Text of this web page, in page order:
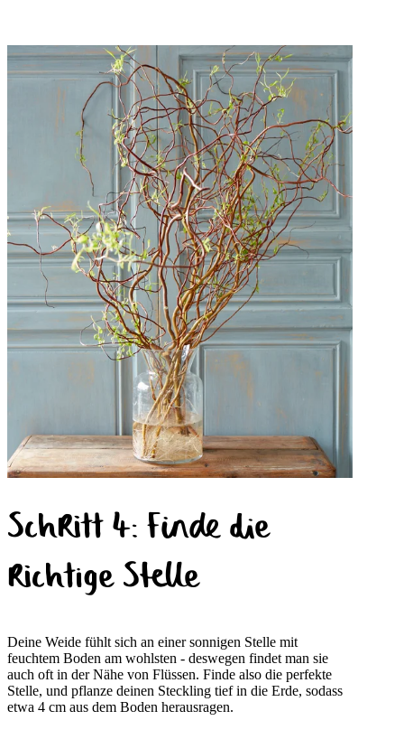
Schritt 4: Finde die
richtige Stelle
Deine Weide fühlt sich an einer sonnigen Stelle mit
feuchtem Boden am wohlsten - deswegen findet man sie
auch oft in der Nähe von Flüssen. Finde also die perfekte
Stelle, und pflanze deinen Steckling tief in die Erde, sodass
etwa 4 cm aus dem Boden herausragen.